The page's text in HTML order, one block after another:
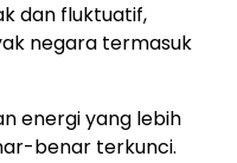
dan fluktuatif,
negara termasuk
energi yang lebih
benar terkunci.